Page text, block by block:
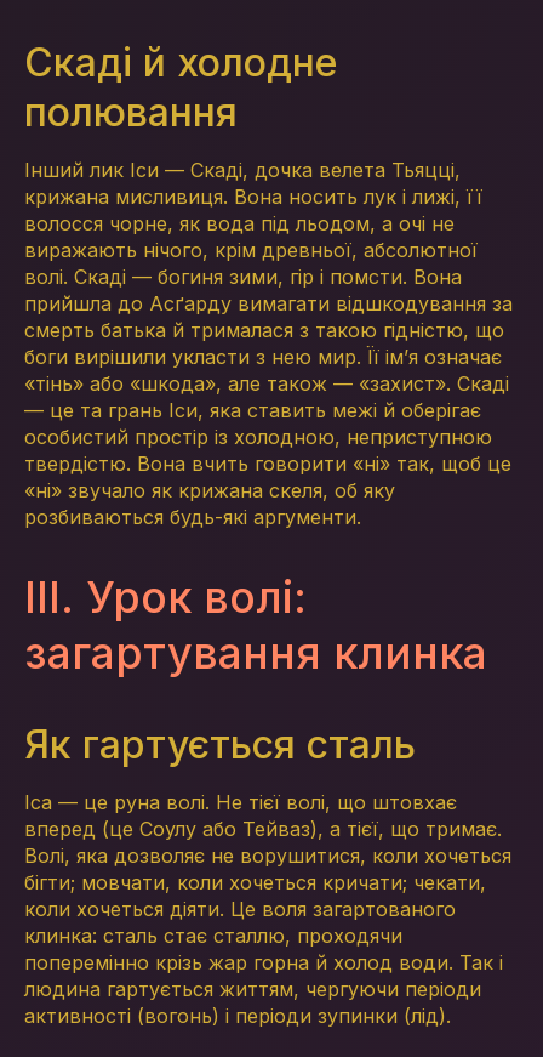
Скаді й холодне
полювання
Інший лик Іси — Скаді, дочка велета Тьяцці,
крижана мисливиця. Вона носить лук і лижі, її
волосся чорне, як вода під льодом, а очі не
виражають нічого, крім древньої, абсолютної
волі. Скаді — богиня зими, гір і помсти. Вона
прийшла до Асґарду вимагати відшкодування за
смерть батька й трималася з такою гідністю, що
боги вирішили укласти з нею мир. Її ім’я означає
«тінь» або «шкода», але також — «захист». Скаді
— це та грань Іси, яка ставить межі й оберігає
особистий простір із холодною, неприступною
твердістю. Вона вчить говорити «ні» так, щоб це
«ні» звучало як крижана скеля, об яку
розбиваються будь-які аргументи.
III. Урок волі:
загартування клинка
Як гартується сталь
Іса — це руна волі. Не тієї волі, що штовхає
вперед (це Соулу або Тейваз), а тієї, що тримає.
Волі, яка дозволяє не ворушитися, коли хочеться
бігти; мовчати, коли хочеться кричати; чекати,
коли хочеться діяти. Це воля загартованого
клинка: сталь стає сталлю, проходячи
поперемінно крізь жар горна й холод води. Так і
людина гартується життям, чергуючи періоди
активності (вогонь) і періоди зупинки (лід).